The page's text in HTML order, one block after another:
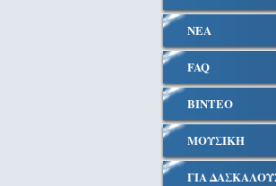
ΝΕΑ
FAQ
ΒΙΝΤΕΟ
ΜΟΥΣΙΚΗ
ΓΙΑ